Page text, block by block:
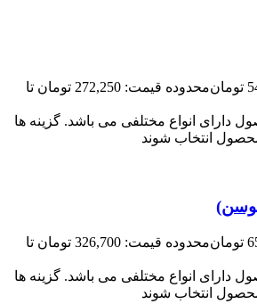
تومان
محدوده قیمت: 272,250 تومان تا
دارای انواع مختلفی می باشد. گزینه ها
انتخاب شوند
تومان
محدوده قیمت: 326,700 تومان تا
دارای انواع مختلفی می باشد. گزینه ها
انتخاب شوند